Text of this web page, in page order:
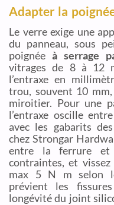
Adapter la
Le verre exige une
du panneau, sous
poignée à serrage
vitrages de 8 à 12
l’entraxe en
trou, souvent 10
miroitier. Pour une
l’entraxe oscille
avec les gabarits
chez Strongar
entre la ferrure
contraintes, et
max 5 N m selon
prévient les
longévité du joint